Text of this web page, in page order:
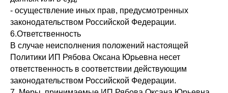
- осуществление иных прав, предусмотренных
законодательством Российской Федерации.
6.Ответственность
В случае неисполнения положений настоящей
Политики ИП Рябова Оксана Юрьевна несет
ответственность в соответствии действующим
законодательством Российской Федерации.